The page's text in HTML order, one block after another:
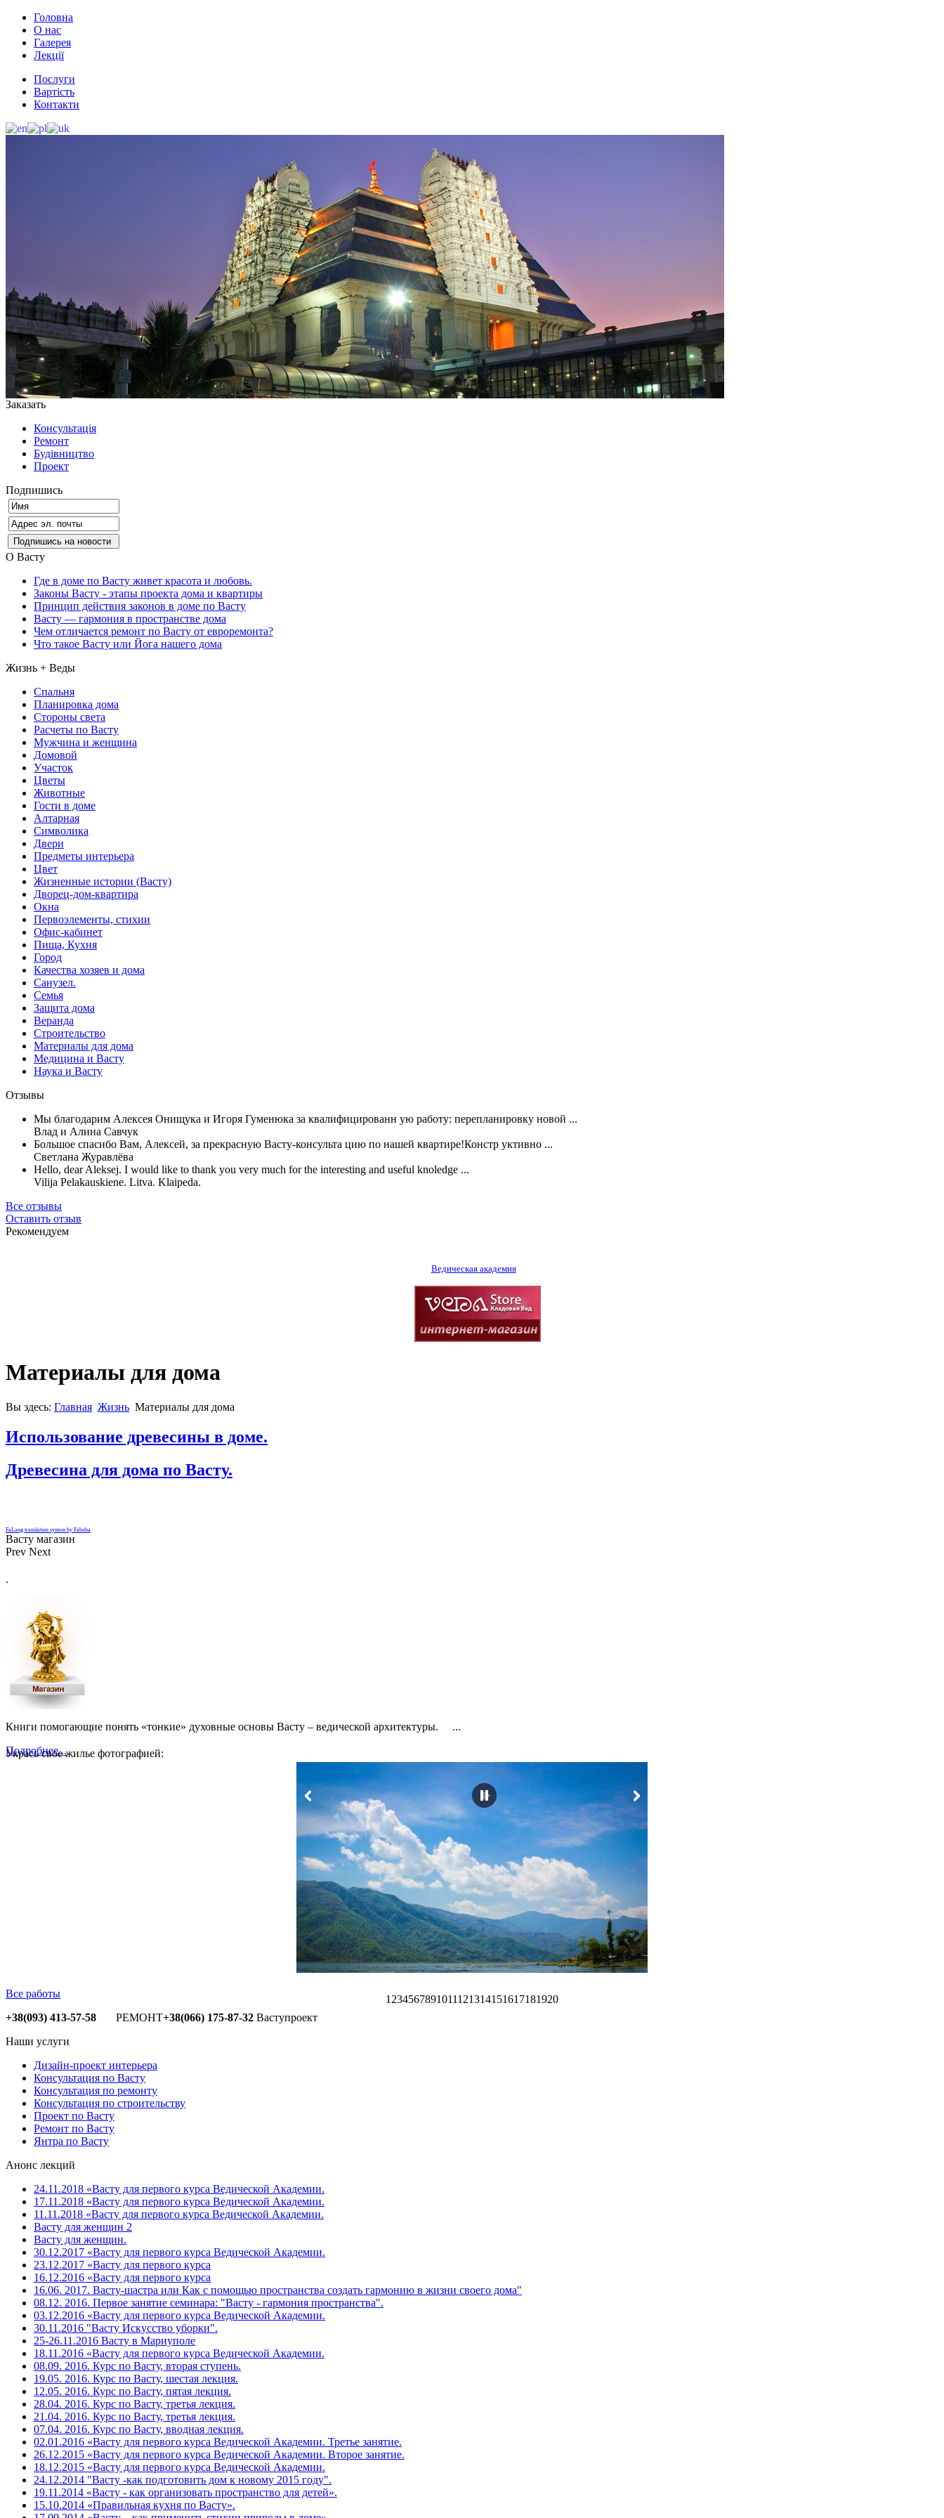
Головна
О нас
Галерея
Лекції
Послуги
Вартість
Контакти
Заказать
Консультація
Ремонт
Будівництво
Проект
Подпишись
О Васту
Где в доме по Васту живет красота и любовь.
Законы Васту - этапы проекта дома и квартиры
Принцип действия законов в доме по Васту
Васту — гармония в пространстве дома
Чем отличается ремонт по Васту от евроремонта?
Что такое Васту или Йога нашего дома
Жизнь + Веды
Спальня
Планировка дома
Стороны света
Расчеты по Васту
Мужчина и женщина
Домовой
Участок
Цветы
Животные
Гости в доме
Алтарная
Символика
Двери
Предметы интерьера
Цвет
Жизненные истории (Васту)
Дворец-дом-квартира
Окна
Первоэлементы, стихии
Офис-кабинет
Пища, Кухня
Город
Качества хозяев и дома
Санузел.
Семья
Защита дома
Веранда
Строительство
Материалы для дома
Медицина и Васту
Наука и Васту
Отзывы
Мы благодарим Алексея Онищука и Игоря Гуменюка за квалифицированн ую работу: перепланировку новой ...
Влад и Алина Савчук
Большое спасибо Вам, Алексей, за прекрасную Васту-консульта цию по нашей квартире!Констр уктивно ...
Светлана Журавлёва
Hello, dear Aleksej. I would like to thank you very much for the interesting and useful knoledge ...
Vilija Pelakauskiene. Litva. Klaipeda.
Все отзывы
Оставить отзыв
Рекомендуем
Ведическая академия
Материалы для дома
Вы здесь: Главная Жизнь Материалы для дома
Использование древесины в доме.
Древесина для дома по Васту.
FaLang translation system by Faboba
Васту магазин
Prev Next
.
Книги помогающие понять «тонкие» духовные основы Васту – ведической архитектуры. ...
Подробнее...
Укрась свое жилье фотографией:
1 234567891011121314151617181920
Все работы
+38(093) 413-57-58 РЕМОНТ+38(066) 175-87-32 Ваступроект
Наши услуги
Дизайн-проект интерьера
Консультация по Васту
Консультация по ремонту
Консультация по строительству
Проект по Васту
Ремонт по Васту
Янтра по Васту
Анонс лекций
24.11.2018 «Васту для первого курса Ведической Академии.
17.11.2018 «Васту для первого курса Ведической Академии.
11.11.2018 «Васту для первого курса Ведической Академии.
Васту для женщин 2
Васту для женщин.
30.12.2017 «Васту для первого курса Ведической Академии.
23.12.2017 «Васту для первого курса
16.12.2016 «Васту для первого курса
16.06. 2017. Васту-шастра или Как с помощью пространства создать гармонию в жизни своего дома"
08.12. 2016. Первое занятие семинара: "Васту - гармония пространства".
03.12.2016 «Васту для первого курса Ведической Академии.
30.11.2016 "Васту Искусство уборки".
25-26.11.2016 Васту в Мариуполе
18.11.2016 «Васту для первого курса Ведической Академии.
08.09. 2016. Курс по Васту, вторая ступень.
19.05. 2016. Курс по Васту, шестая лекция.
12.05. 2016. Курс по Васту, пятая лекция.
28.04. 2016. Курс по Васту, третья лекция.
21.04. 2016. Курс по Васту, третья лекция.
07.04. 2016. Курс по Васту, вводная лекция.
02.01.2016 «Васту для первого курса Ведической Академии. Третье занятие.
26.12.2015 «Васту для первого курса Ведической Академии. Второе занятие.
18.12.2015 «Васту для первого курса Ведической Академии.
24.12.2014 "Васту -как подготовить дом к новому 2015 году".
19.11.2014 «Васту - как организовать пространство для детей».
15.10.2014 «Правильная кухня по Васту».